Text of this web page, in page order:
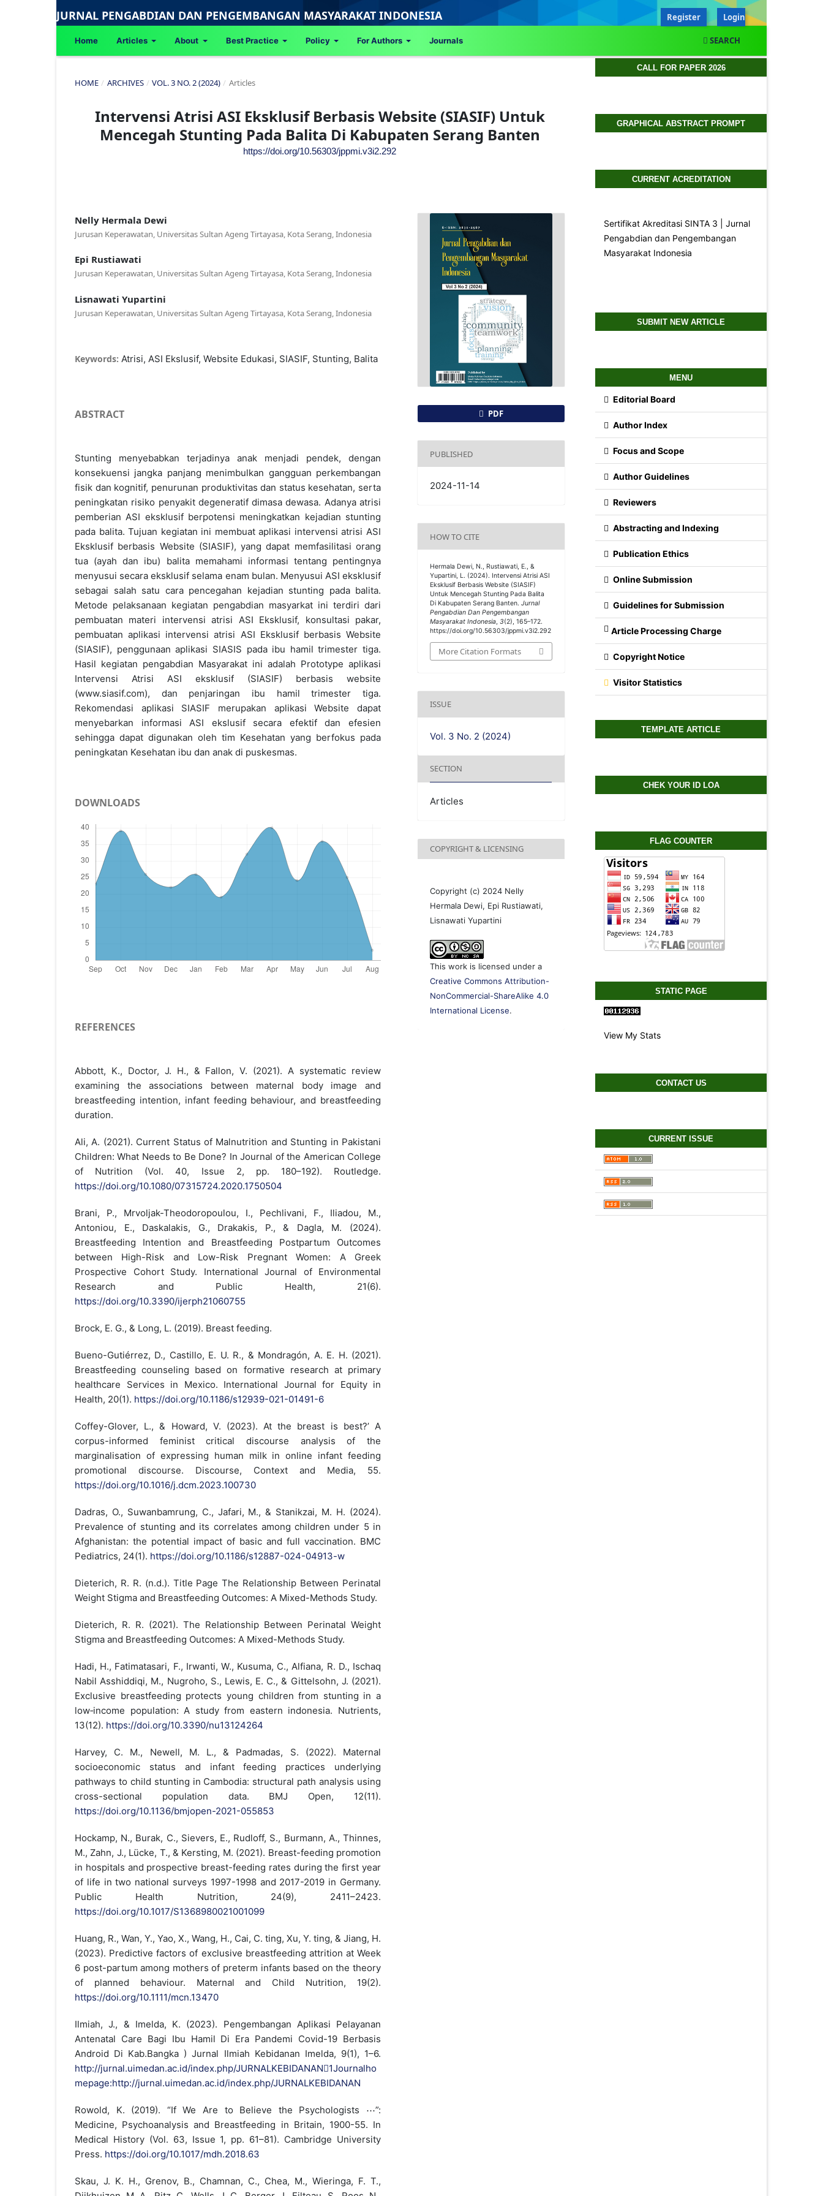
JURNAL PENGABDIAN DAN PENGEMBANGAN MASYARAKAT INDONESIA
Home Articles About Best Practice Policy For Authors Journals SEARCH
Register Login
HOME / ARCHIVES / VOL. 3 NO. 2 (2024) / Articles
Intervensi Atrisi ASI Eksklusif Berbasis Website (SIASIF) Untuk
Mencegah Stunting Pada Balita Di Kabupaten Serang Banten
https://doi.org/10.56303/jppmi.v3i2.292
Nelly Hermala Dewi
Jurusan Keperawatan, Universitas Sultan Ageng Tirtayasa, Kota Serang, Indonesia
Epi Rustiawati
Jurusan Keperawatan, Universitas Sultan Ageng Tirtayasa, Kota Serang, Indonesia
Lisnawati Yupartini
Jurusan Keperawatan, Universitas Sultan Ageng Tirtayasa, Kota Serang, Indonesia
Keywords: Atrisi, ASI Ekslusif, Website Edukasi, SIASIF, Stunting, Balita
ABSTRACT
Stunting menyebabkan terjadinya anak menjadi pendek, dengan
konsekuensi jangka panjang menimbulkan gangguan perkembangan
fisik dan kognitif, penurunan produktivitas dan status kesehatan, serta
peningkatan risiko penyakit degeneratif dimasa dewasa. Adanya atrisi
pemberian ASI eksklusif berpotensi meningkatkan kejadian stunting
pada balita. Tujuan kegiatan ini membuat aplikasi intervensi atrisi ASI
Eksklusif berbasis Website (SIASIF), yang dapat memfasilitasi orang
tua (ayah dan ibu) balita memahami informasi tentang pentingnya
menyusui secara eksklusif selama enam bulan. Menyusui ASI eksklusif
sebagai salah satu cara pencegahan kejadian stunting pada balita.
Metode pelaksanaan kegiatan pengabdian masyarkat ini terdiri dari
pembuatan materi intervensi atrisi ASI Eksklusif, konsultasi pakar,
pembuatan aplikasi intervensi atrisi ASI Eksklusif berbasis Website
(SIASIF), penggunaan aplikasi SIASIS pada ibu hamil trimester tiga.
Hasil kegiatan pengabdian Masyarakat ini adalah Prototype aplikasi
Intervensi Atrisi ASI eksklusif (SIASIF) berbasis website
(www.siasif.com), dan penjaringan ibu hamil trimester tiga.
Rekomendasi aplikasi SIASIF merupakan aplikasi Website dapat
menyebarkan informasi ASI ekslusif secara efektif dan efesien
sehingga dapat digunakan oleh tim Kesehatan yang berfokus pada
peningkatan Kesehatan ibu dan anak di puskesmas.
DOWNLOADS
REFERENCES
Abbott, K., Doctor, J. H., & Fallon, V. (2021). A systematic review
examining the associations between maternal body image and
breastfeeding intention, infant feeding behaviour, and breastfeeding
duration.
Ali, A. (2021). Current Status of Malnutrition and Stunting in Pakistani
Children: What Needs to Be Done? In Journal of the American College
of Nutrition (Vol. 40, Issue 2, pp. 180–192). Routledge.
https://doi.org/10.1080/07315724.2020.1750504
Brani, P., Mrvoljak-Theodoropoulou, I., Pechlivani, F., Iliadou, M.,
Antoniou, E., Daskalakis, G., Drakakis, P., & Dagla, M. (2024).
Breastfeeding Intention and Breastfeeding Postpartum Outcomes
between High-Risk and Low-Risk Pregnant Women: A Greek
Prospective Cohort Study. International Journal of Environmental
Research and Public Health, 21(6).
https://doi.org/10.3390/ijerph21060755
Brock, E. G., & Long, L. (2019). Breast feeding.
Bueno-Gutiérrez, D., Castillo, E. U. R., & Mondragón, A. E. H. (2021).
Breastfeeding counseling based on formative research at primary
healthcare Services in Mexico. International Journal for Equity in
Health, 20(1). https://doi.org/10.1186/s12939-021-01491-6
Coffey-Glover, L., & Howard, V. (2023). At the breast is best?’ A
corpus-informed feminist critical discourse analysis of the
marginalisation of expressing human milk in online infant feeding
promotional discourse. Discourse, Context and Media, 55.
https://doi.org/10.1016/j.dcm.2023.100730
Dadras, O., Suwanbamrung, C., Jafari, M., & Stanikzai, M. H. (2024).
Prevalence of stunting and its correlates among children under 5 in
Afghanistan: the potential impact of basic and full vaccination. BMC
Pediatrics, 24(1). https://doi.org/10.1186/s12887-024-04913-w
Dieterich, R. R. (n.d.). Title Page The Relationship Between Perinatal
Weight Stigma and Breastfeeding Outcomes: A Mixed-Methods Study.
Dieterich, R. R. (2021). The Relationship Between Perinatal Weight
Stigma and Breastfeeding Outcomes: A Mixed-Methods Study.
Hadi, H., Fatimatasari, F., Irwanti, W., Kusuma, C., Alfiana, R. D., Ischaq
Nabil Asshiddiqi, M., Nugroho, S., Lewis, E. C., & Gittelsohn, J. (2021).
Exclusive breastfeeding protects young children from stunting in a
low‐income population: A study from eastern indonesia. Nutrients,
13(12). https://doi.org/10.3390/nu13124264
Harvey, C. M., Newell, M. L., & Padmadas, S. (2022). Maternal
socioeconomic status and infant feeding practices underlying
pathways to child stunting in Cambodia: structural path analysis using
cross-sectional population data. BMJ Open, 12(11).
https://doi.org/10.1136/bmjopen-2021-055853
Hockamp, N., Burak, C., Sievers, E., Rudloff, S., Burmann, A., Thinnes,
M., Zahn, J., Lücke, T., & Kersting, M. (2021). Breast-feeding promotion
in hospitals and prospective breast-feeding rates during the first year
of life in two national surveys 1997-1998 and 2017-2019 in Germany.
Public Health Nutrition, 24(9), 2411–2423.
https://doi.org/10.1017/S1368980021001099
Huang, R., Wan, Y., Yao, X., Wang, H., Cai, C. ting, Xu, Y. ting, & Jiang, H.
(2023). Predictive factors of exclusive breastfeeding attrition at Week
6 post-partum among mothers of preterm infants based on the theory
of planned behaviour. Maternal and Child Nutrition, 19(2).
https://doi.org/10.1111/mcn.13470
Ilmiah, J., & Imelda, K. (2023). Pengembangan Aplikasi Pelayanan
Antenatal Care Bagi Ibu Hamil Di Era Pandemi Covid-19 Berbasis
Android Di Kab.Bangka ) Jurnal Ilmiah Kebidanan Imelda, 9(1), 1–6.
http://jurnal.uimedan.ac.id/index.php/JURNALKEBIDANAN1Journalho
mepage:http://jurnal.uimedan.ac.id/index.php/JURNALKEBIDANAN
Rowold, K. (2019). “If We Are to Believe the Psychologists ⋯”:
Medicine, Psychoanalysis and Breastfeeding in Britain, 1900-55. In
Medical History (Vol. 63, Issue 1, pp. 61–81). Cambridge University
Press. https://doi.org/10.1017/mdh.2018.63
Skau, J. K. H., Grenov, B., Chamnan, C., Chea, M., Wieringa, F. T.,
PDF
PUBLISHED
2024-11-14
HOW TO CITE
Hermala Dewi, N., Rustiawati, E., &
Yupartini, L. (2024). Intervensi Atrisi ASI
Eksklusif Berbasis Website (SIASIF)
Untuk Mencegah Stunting Pada Balita
Di Kabupaten Serang Banten.Jurnal
Pengabdian Dan Pengembangan
Masyarakat Indonesia,3(2), 165–172.
https://doi.org/10.56303/jppmi.v3i2.292
More Citation Formats
ISSUE
Vol. 3 No. 2 (2024)
SECTION
Articles
COPYRIGHT & LICENSING
Copyright (c) 2024 Nelly
Hermala Dewi, Epi Rustiawati,
Lisnawati Yupartini
This work is licensed under a
Creative Commons Attribution-
NonCommercial-ShareAlike 4.0
International License.
CALL FOR PAPER 2026
GRAPHICAL ABSTRACT PROMPT
CURRENT ACREDITATION
Sertifikat Akreditasi SINTA 3 | Jurnal
Pengabdian dan Pengembangan
Masyarakat Indonesia
SUBMIT NEW ARTICLE
MENU
Editorial Board
Author Index
Focus and Scope
Author Guidelines
Reviewers
Abstracting and Indexing
Publication Ethics
Online Submission
Guidelines for Submission
Article Processing Charge
Copyright Notice
Visitor Statistics
TEMPLATE ARTICLE
CHEK YOUR ID LOA
FLAG COUNTER
STATIC PAGE
View My Stats
CONTACT US
CURRENT ISSUE